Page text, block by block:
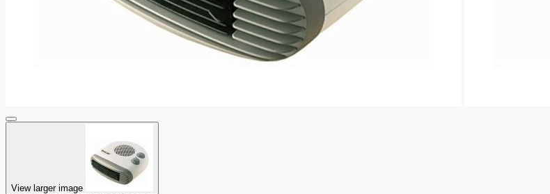
View larger image